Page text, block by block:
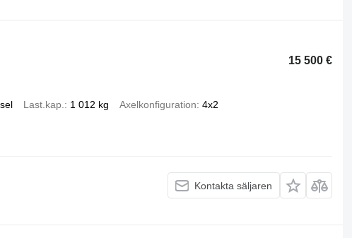
15 500 €
Last.kap. 1 012 kg Axelkonfiguration 4x2
Kontakta säljaren